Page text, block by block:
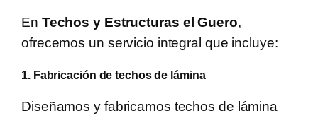
En Techos y Estructuras el Guero,
ofrecemos un servicio integral que incluye:
1. Fabricación de techos de lámina
Diseñamos y fabricamos techos de lámina